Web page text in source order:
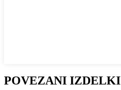
POVEZANI IZDELKI